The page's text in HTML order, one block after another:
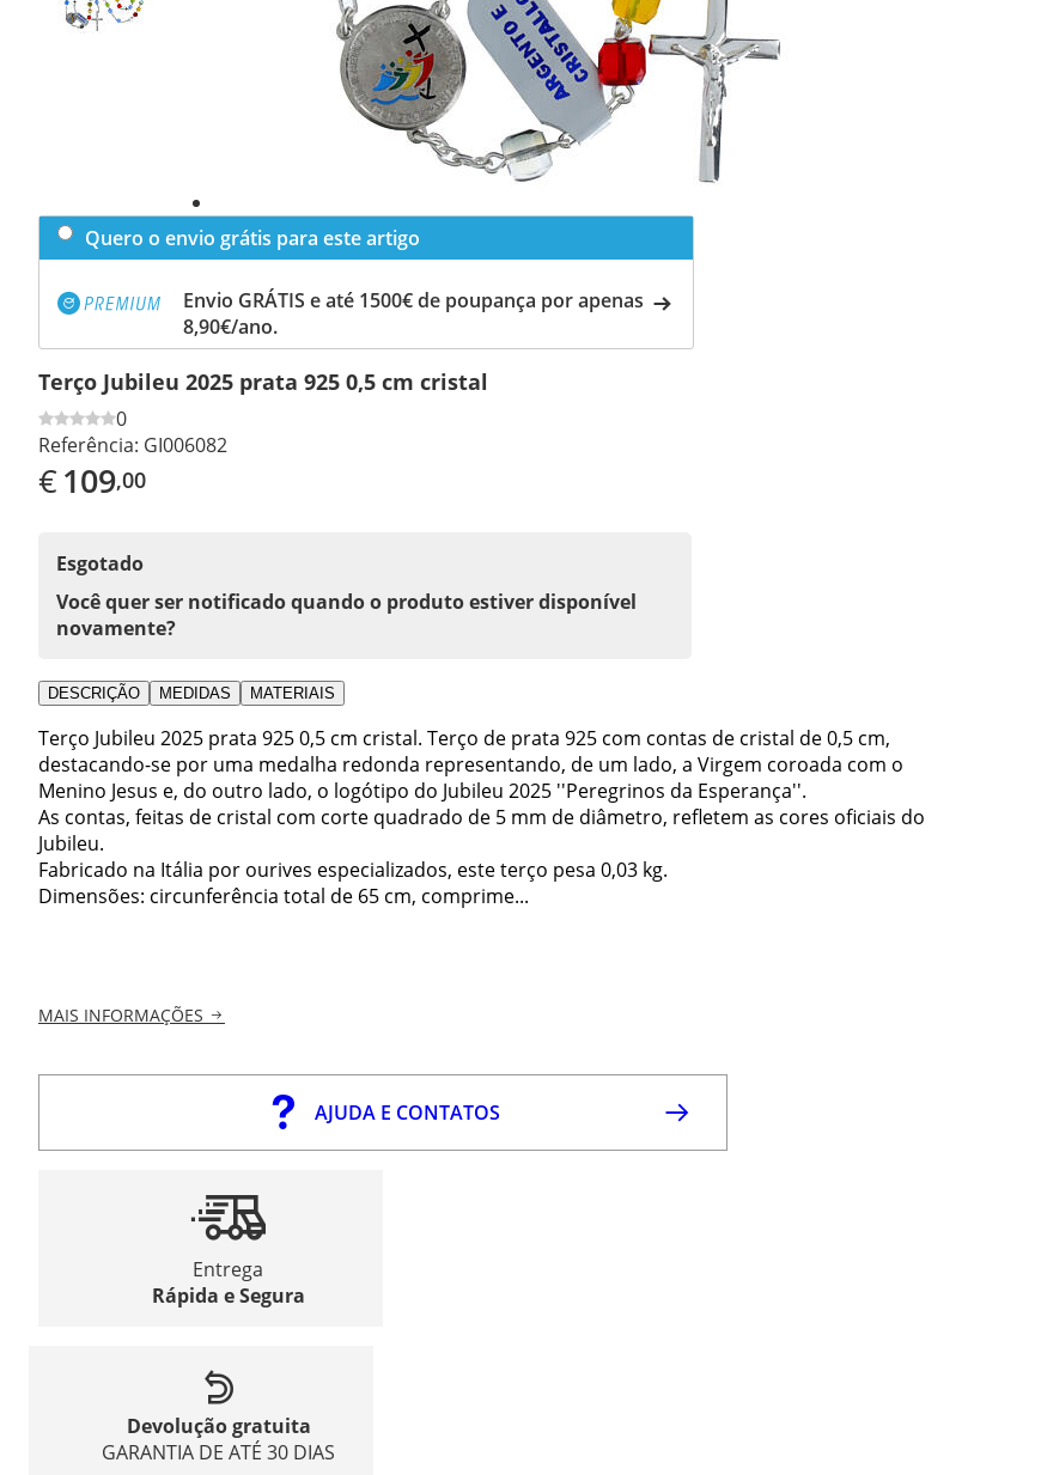
Quero o envio grátis para este artigo
Envio GRÁTIS e até 1500€ de poupança por apenas
8,90€/ano.
Terço Jubileu 2025 prata 925 0,5 cm cristal
0
Referência: GI006082
€109,00
Esgotado
Você quer ser notificado quando o produto estiver disponível
novamente?
DESCRIÇÃO MEDIDAS MATERIAIS
Terço Jubileu 2025 prata 925 0,5 cm cristal. Terço de prata 925 com contas de cristal de 0,5 cm,
destacando-se por uma medalha redonda representando, de um lado, a Virgem coroada com o
Menino Jesus e, do outro lado, o logótipo do Jubileu 2025 ''Peregrinos da Esperança''.
As contas, feitas de cristal com corte quadrado de 5 mm de diâmetro, refletem as cores oficiais do
Jubileu.
Fabricado na Itália por ourives especializados, este terço pesa 0,03 kg.
Dimensões: circunferência total de 65 cm, comprime...
MAIS INFORMAÇÕES
AJUDA E CONTATOS
Entrega
Rápida e Segura
Devolução gratuita
GARANTIA DE ATÉ 30 DIAS